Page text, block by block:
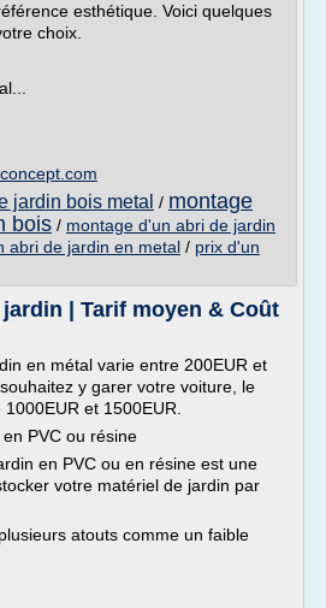
esthétique. Voici quelques
choix.
jardin bois metal / montage
bois / montage d'un abri de jardin
abri de jardin en metal / prix d'un
| Tarif moyen & Coût
en métal varie entre 200EUR et
y garer votre voiture, le
et 1500EUR.
PVC ou résine
en PVC ou en résine est une
votre matériel de jardin par
atouts comme un faible